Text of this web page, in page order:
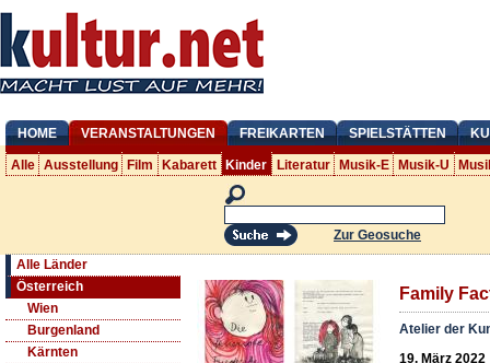
HOME VERANSTALTUNGEN FREIKARTEN SPIELSTÄTTEN
Alle Ausstellung Film Kabarett Kinder Literatur Musik-E Musik-U
Zur Geosuche
Alle Länder
Österreich
Wien
Burgenland
Kärnten
Family
Atelier der
19. März 2022